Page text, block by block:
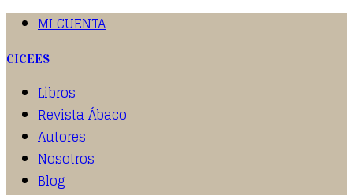
MI CUENTA
CICEES
Libros
Revista Ábaco
Autores
Nosotros
Blog